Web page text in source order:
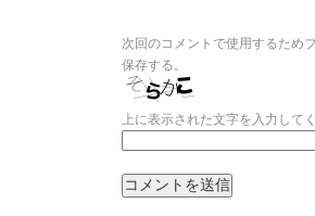
次回のコメントで使用するため
保存する。
上に表示された文字を入力して